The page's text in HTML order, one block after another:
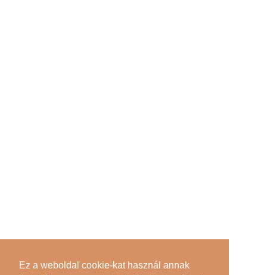
Ez a weboldal cookie-kat használ annak